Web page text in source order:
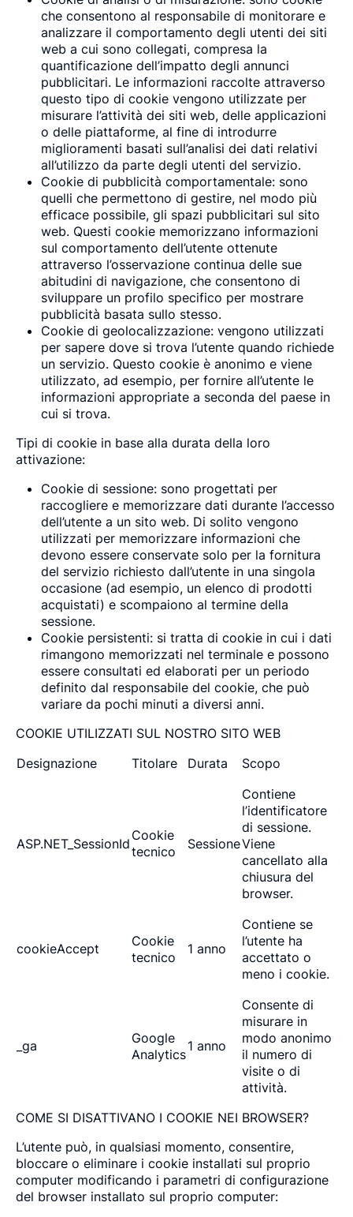
che consentono al responsabile di monitorare e
analizzare il comportamento degli utenti dei siti
web a cui sono collegati, compresa la
quantificazione dell’impatto degli annunci
pubblicitari. Le informazioni raccolte attraverso
questo tipo di cookie vengono utilizzate per
misurare l’attività dei siti web, delle applicazioni
o delle piattaforme, al fine di introdurre
miglioramenti basati sull’analisi dei dati relativi
all’utilizzo da parte degli utenti del servizio.
Cookie di pubblicità comportamentale: sono
quelli che permettono di gestire, nel modo più
efficace possibile, gli spazi pubblicitari sul sito
web. Questi cookie memorizzano informazioni
sul comportamento dell’utente ottenute
attraverso l’osservazione continua delle sue
abitudini di navigazione, che consentono di
sviluppare un profilo specifico per mostrare
pubblicità basata sullo stesso.
Cookie di geolocalizzazione: vengono utilizzati
per sapere dove si trova l’utente quando richiede
un servizio. Questo cookie è anonimo e viene
utilizzato, ad esempio, per fornire all’utente le
informazioni appropriate a seconda del paese in
cui si trova.
Tipi di cookie in base alla durata della loro
attivazione:
Cookie di sessione: sono progettati per
raccogliere e memorizzare dati durante l’accesso
dell’utente a un sito web. Di solito vengono
utilizzati per memorizzare informazioni che
devono essere conservate solo per la fornitura
del servizio richiesto dall’utente in una singola
occasione (ad esempio, un elenco di prodotti
acquistati) e scompaiono al termine della
sessione.
Cookie persistenti: si tratta di cookie in cui i dati
rimangono memorizzati nel terminale e possono
essere consultati ed elaborati per un periodo
definito dal responsabile del cookie, che può
variare da pochi minuti a diversi anni.
COOKIE UTILIZZATI SUL NOSTRO SITO WEB
Designazione
Titolare Durata Scopo
ASP.NET_SessionId
Cookie
tecnico
Sessione
Contiene
l’identificatore
di sessione.
Viene
cancellato alla
chiusura del
browser.
cookieAccept
Cookie
tecnico
1 anno
Contiene se
l’utente ha
accettato o
meno i cookie.
_ga
Google
Analytics
1 anno
Consente di
misurare in
modo anonimo
il numero di
visite o di
attività.
COME SI DISATTIVANO I COOKIE NEI BROWSER?
L’utente può, in qualsiasi momento, consentire,
bloccare o eliminare i cookie installati sul proprio
computer modificando i parametri di configurazione
del browser installato sul proprio computer: